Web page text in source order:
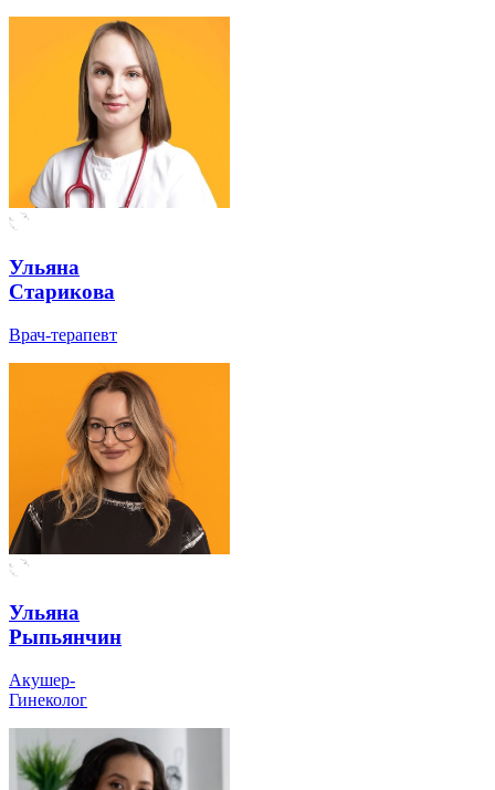
Ульяна
Старикова
Врач-терапевт
Ульяна
Рыпьянчин
Акушер-
Гинеколог